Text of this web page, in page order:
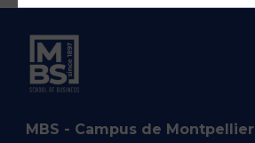
MBS - Campus de Montpellier